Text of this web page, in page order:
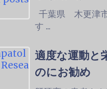
千葉県 木更津
す ...
適度な運動と
のにお勧め